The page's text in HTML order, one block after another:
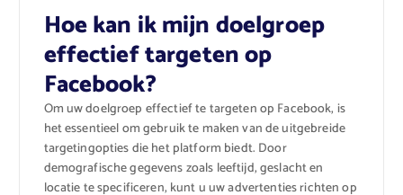
Hoe kan ik mijn doelgroep
effectief targeten op
Facebook?
Om uw doelgroep effectief te targeten op Facebook, is
het essentieel om gebruik te maken van de uitgebreide
targetingopties die het platform biedt. Door
demografische gegevens zoals leeftijd, geslacht en
locatie te specificeren, kunt u uw advertenties richten op